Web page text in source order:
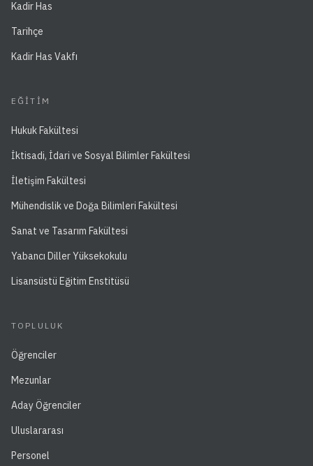
Kadir Has
Tarihçe
Kadir Has Vakfı
EĞITIM
Hukuk Fakültesi
İktisadi, İdari ve Sosyal Bilimler Fakültesi
İletişim Fakültesi
Mühendislik ve Doğa Bilimleri Fakültesi
Sanat ve Tasarım Fakültesi
Yabancı Diller Yüksekokulu
Lisansüstü Eğitim Enstitüsü
TOPLULUK
Öğrenciler
Mezunlar
Aday Öğrenciler
Uluslararası
Personel